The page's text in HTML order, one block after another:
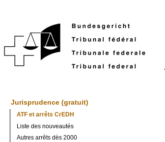
Jurisprudence (gratuit)
ATF et arrêts CrEDH
Liste des nouveautés
Autres arrêts dès 2000